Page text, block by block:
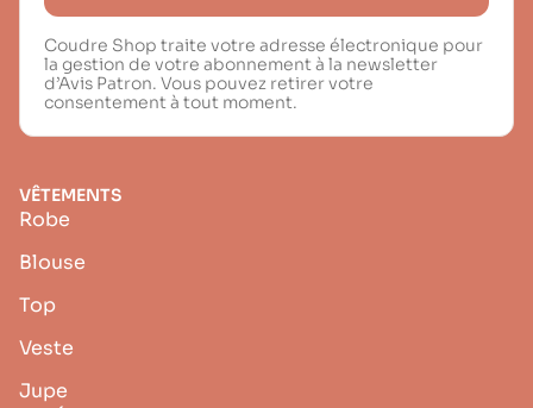
Coudre Shop traite votre adresse électronique pour
la gestion de votre abonnement à la newsletter
d’Avis Patron. Vous pouvez retirer votre
consentement à tout moment.
VÊTEMENTS
Robe
Blouse
Top
Veste
Jupe